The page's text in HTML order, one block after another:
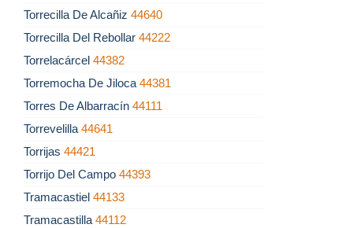
Torrecilla De Alcañiz 44640
Torrecilla Del Rebollar 44222
Torrelacárcel 44382
Torremocha De Jiloca 44381
Torres De Albarracín 44111
Torrevelilla 44641
Torrijas 44421
Torrijo Del Campo 44393
Tramacastiel 44133
Tramacastilla 44112